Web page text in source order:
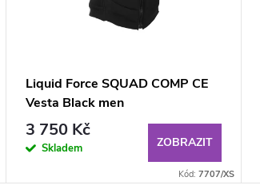
Liquid Force SQUAD COMP CE
Vesta Black men
3 750 Kč
Skladem ZOBRAZIT
Kód: 7707/XS